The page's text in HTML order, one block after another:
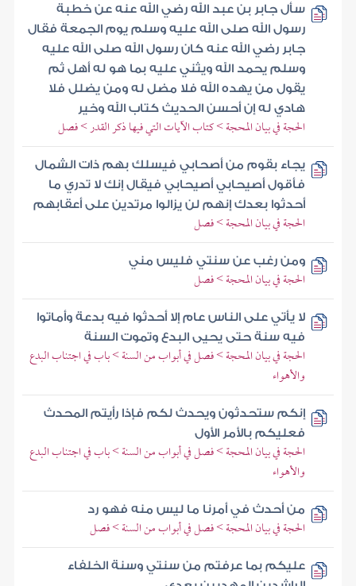
سأل جابر بن عبد الله رضي الله عنه عن خطبة
رسول الله صلى الله عليه وسلم يوم الجمعة فقال
جابر رضي الله عنه كان رسول الله صلى الله عليه
وسلم يحمد الله ويثني عليه بما هو له أهل ثم
يقول من يهده الله فلا مضل له ومن يضلل فلا
هادي له إن أحسن الحديث كتاب الله وخير
الحجة في بيان المحجة > كتاب الآيات التي فيها ذكر القدر > فصل
يجاء بقوم من أصحابي فيسلك بهم ذات الشمال
فأقول أصيحابي أصيحابي فيقال إنك لا تدري ما
أحدثوا بعدك إنهم لن يزالوا مرتدين على أعقابهم
الحجة في بيان المحجة > فصل
ومن رغب عن سنتي فليس مني
الحجة في بيان المحجة > فصل
لا يأتي على الناس عام إلا أحدثوا فيه بدعة وأماتوا
فيه سنة حتى يحيى البدع وتموت السنة
الحجة في بيان المحجة > فصل في أبواب من السنة > باب في اجتناب البدع
والأهواء
إنكم ستحدثون ويحدث لكم فإذا رأيتم المحدث
فعليكم بالأمر الأول
الحجة في بيان المحجة > فصل في أبواب من السنة > باب في اجتناب البدع
والأهواء
من أحدث في أمرنا ما ليس منه فهو رد
الحجة في بيان المحجة > فصل في أبواب من السنة > فصل
عليكم بما عرفتم من سنتي وسنة الخلفاء